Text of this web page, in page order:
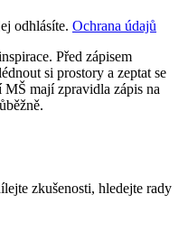
odhlásíte. Ochrana údajů
Před zápisem
si prostory a zeptat se
mají zpravidla zápis na
zkušenosti, hledejte rady